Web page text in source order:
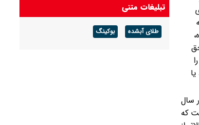
در سال
است که
تبلیغات متنی
طلای آبشده بوکینگ